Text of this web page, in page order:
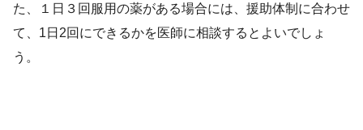
た、１日３回服用の薬がある場合には、援助体制に合わせ
て、1日2回にできるかを医師に相談するとよいでしょ
う。